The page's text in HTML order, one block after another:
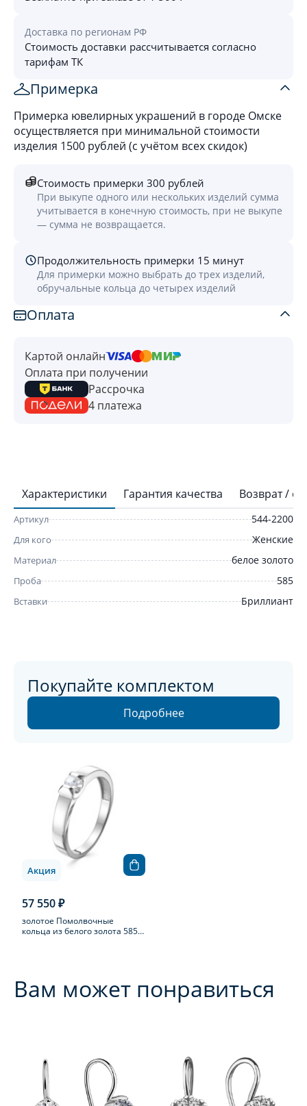
Доставка по регионам РФ
Стоимость доставки рассчитывается согласно
тарифам ТК
Примерка
Примерка ювелирных украшений в городе Омске
осуществляется при минимальной стоимости
изделия 1500 рублей (с учётом всех скидок)
Стоимость примерки 300 рублей
При выкупе одного или нескольких изделий сумма
учитывается в конечную стоимость, при не выкупе
— сумма не возвращается.
Продолжительность примерки 15 минут
Для примерки можно выбрать до трех изделий,
обручальные кольца до четырех изделий
Оплата
Картой онлайн
Оплата при получении
Рассрочка
4 платежа
Характеристики Гарантия качества Возврат /
Артикул 544-2200
Для кого Женские
Материал белое золото
Проба 585
Вставки Бриллиант
Покупайте комплектом
Подробнее
57 550 ₽
золотое Помолвочные
кольца из белого золота 585
Акция
Вам может понравиться